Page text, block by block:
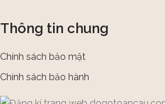
Thông tin chung
Chính sách bảo mật
Chính sách bảo hành